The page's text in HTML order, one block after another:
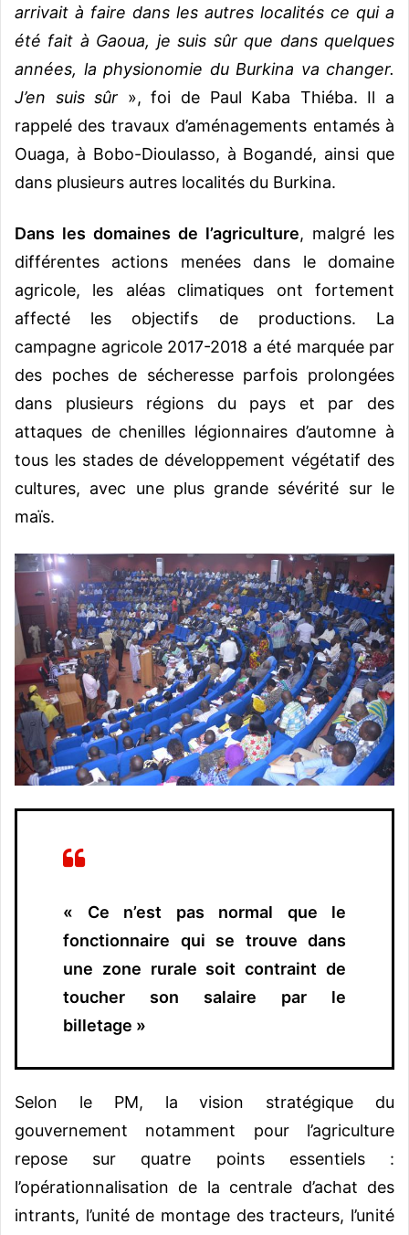
arrivait à faire dans les autres localités ce qui a
été fait à Gaoua, je suis sûr que dans quelques
années, la physionomie du Burkina va changer.
J’en suis sûr », foi de Paul Kaba Thiéba. Il a
rappelé des travaux d’aménagements entamés à
Ouaga, à Bobo-Dioulasso, à Bogandé, ainsi que
dans plusieurs autres localités du Burkina.
Dans les domaines de l’agriculture, malgré les
différentes actions menées dans le domaine
agricole, les aléas climatiques ont fortement
affecté les objectifs de productions. La
campagne agricole 2017-2018 a été marquée par
des poches de sécheresse parfois prolongées
dans plusieurs régions du pays et par des
attaques de chenilles légionnaires d’automne à
tous les stades de développement végétatif des
cultures, avec une plus grande sévérité sur le
maïs.
« Ce n’est pas normal que le
fonctionnaire qui se trouve dans
une zone rurale soit contraint de
toucher son salaire par le
billetage »
Selon le PM, la vision stratégique du
gouvernement notamment pour l’agriculture
repose sur quatre points essentiels :
l’opérationnalisation de la centrale d’achat des
intrants, l’unité de montage des tracteurs, l’unité